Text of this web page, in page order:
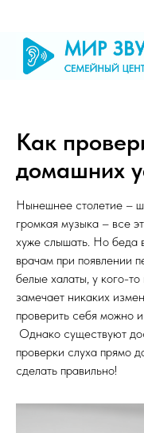
Как
домашних
Нынешнее столетие –
громкая музыка – все
хуже слышать. Но беда
врачам при появлении
белые халаты, у кого-
замечает никаких
проверить себя можно
Однако существуют
проверки слуха прямо
сделать правильно!